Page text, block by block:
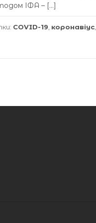
ІФА – […]
COVID-19, коронавіус,